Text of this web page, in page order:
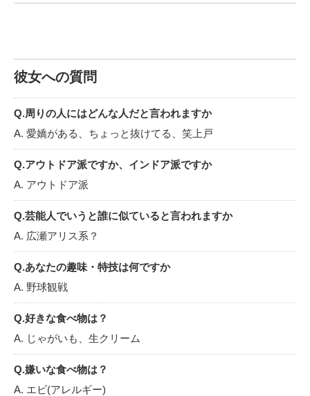
彼女への質問
Q.周りの人にはどんな人だと言われますか
A. 愛嬌がある、ちょっと抜けてる、笑上戸
Q.アウトドア派ですか、インドア派ですか
A. アウトドア派
Q.芸能人でいうと誰に似ていると言われますか
A. 広瀬アリス系？
Q.あなたの趣味・特技は何ですか
A. 野球観戦
Q.好きな食べ物は？
A. じゃがいも、生クリーム
Q.嫌いな食べ物は？
A. エビ(アレルギー)